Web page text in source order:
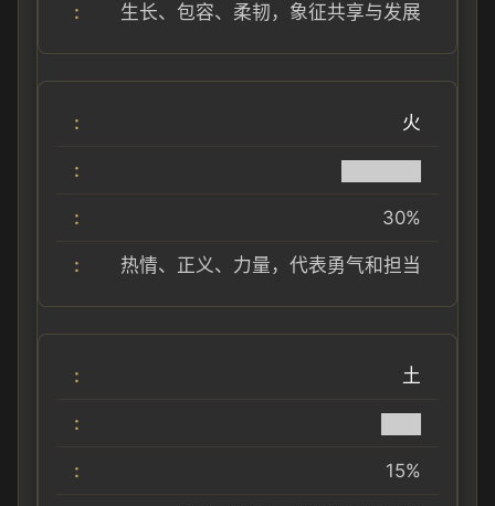
生长、包容、柔韧，象征共享与发展
火
30%
热情、正义、力量，代表勇气和担当
土
15%